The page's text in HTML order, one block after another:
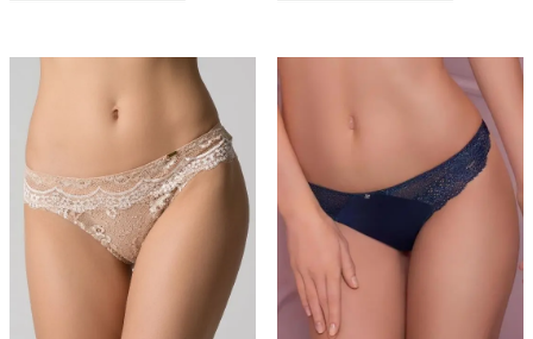
вариаций.
Опции
можно
выбрать
на
странице
товара.
Опции
можно
выбрать
на
странице
товара.